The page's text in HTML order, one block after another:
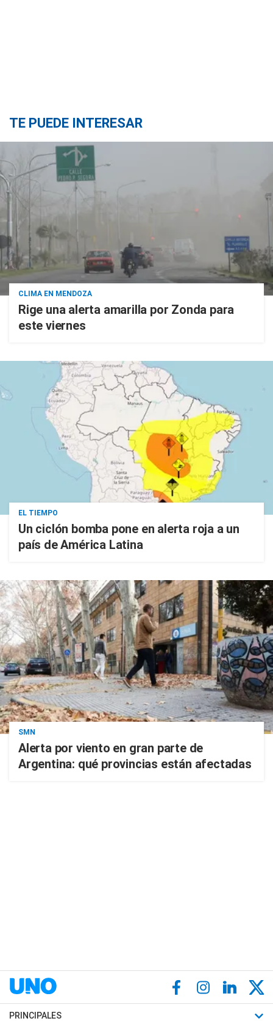
TE PUEDE INTERESAR
CLIMA EN MENDOZA
Rige una alerta amarilla por Zonda para
este viernes
EL TIEMPO
Un ciclón bomba pone en alerta roja a un
país de América Latina
SMN
Alerta por viento en gran parte de
Argentina: qué provincias están afectadas
PRINCIPALES